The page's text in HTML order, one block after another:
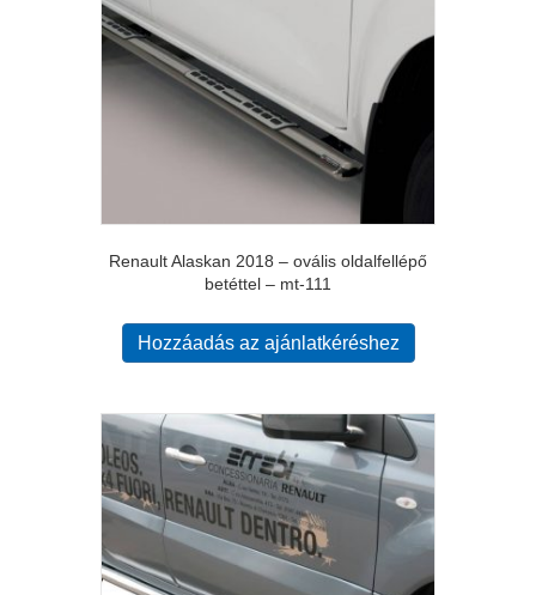
Renault Alaskan 2018 – ovális oldalfellépő
betéttel – mt-111
Hozzáadás az ajánlatkéréshez